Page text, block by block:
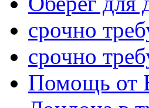
срочно
срочно
Помощь от